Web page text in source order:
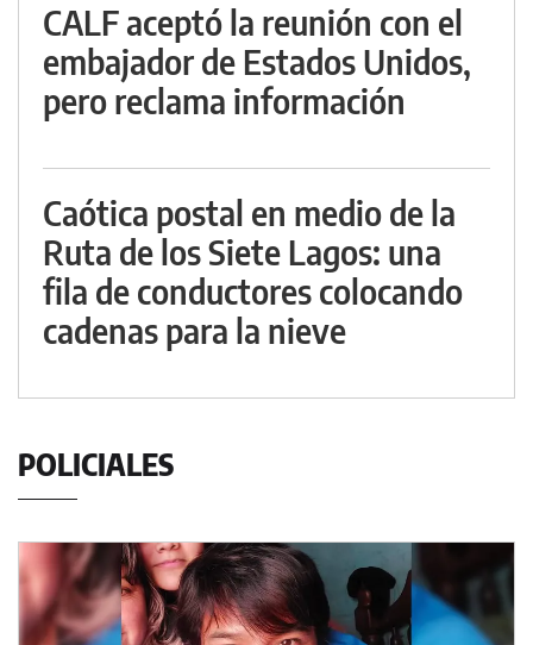
CALF aceptó la reunión con el
embajador de Estados Unidos,
pero reclama información
Caótica postal en medio de la
Ruta de los Siete Lagos: una
fila de conductores colocando
cadenas para la nieve
POLICIALES